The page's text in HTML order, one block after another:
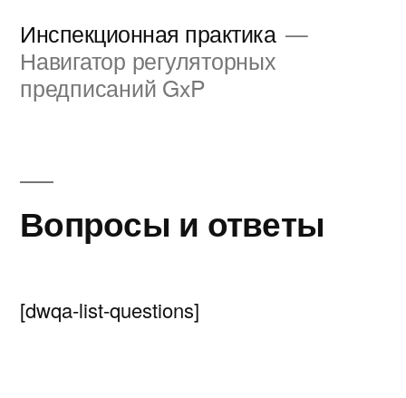
содержимому
Инспекционная практика
Навигатор регуляторных
предписаний GxP
Вопросы и ответы
[dwqa-list-questions]